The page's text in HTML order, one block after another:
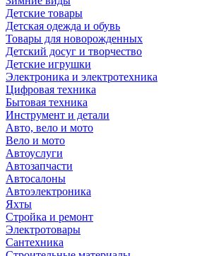
Детские товары
Детская одежда и обувь
Товары для новорожденных
Детский досуг и творчество
Детские игрушки
Электроника и электротехника
Цифровая техника
Бытовая техника
Инструмент и детали
Авто, вело и мото
Вело и мото
Автоуслуги
Автозапчасти
Автосалоны
Автоэлектроника
Яхты
Стройка и ремонт
Электротовары
Сантехника